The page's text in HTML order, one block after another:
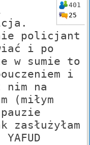
401
25
policjant
i po
w sumie to
i
nim na
(miłym
zasłużyłam